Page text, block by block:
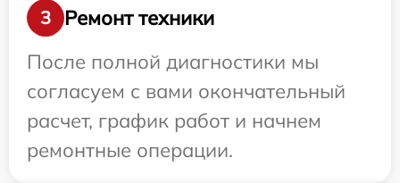
3
Ремонт техники
После полной диагностики мы
согласуем с вами окончательный
расчет, график работ и начнем
ремонтные операции.